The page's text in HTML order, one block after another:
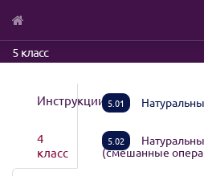
Skip
to
content
5 класс
Инструкции
4
класс
5.01
5.02
(смешанные